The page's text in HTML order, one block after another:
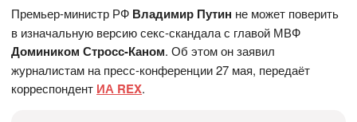
Премьер-министр РФ Владимир Путин не может поверить
в изначальную версию секс-скандала с главой МВФ
Домиником Стросс-Каном. Об этом он заявил
журналистам на пресс-конференции 27 мая, передаёт
корреспондент ИА REX.